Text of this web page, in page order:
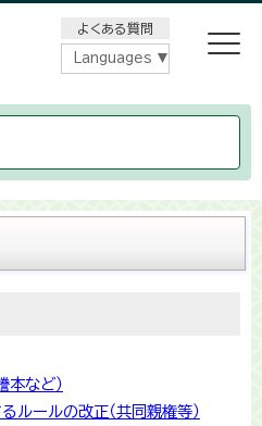
よくある質問
Languages
本など）
ルールの改正（共同親権等）